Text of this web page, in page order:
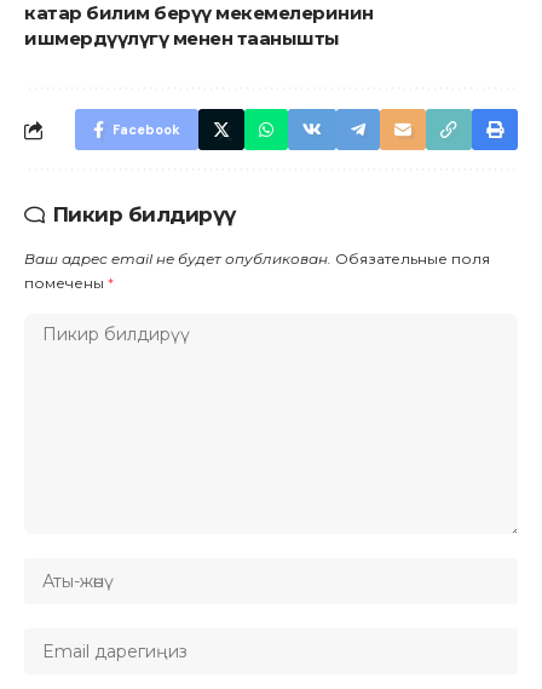
катар билим берүү мекемелеринин
ишмердүүлүгү менен таанышты
Facebook
Пикир билдирүү
Ваш адрес email не будет опубликован. Обязательные поля
помечены *